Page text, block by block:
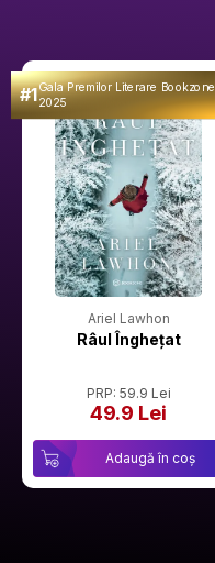
#1Gala Premilor Literare Bookzone
2025
Ariel Lawhon
Râul Înghețat
PRP: 59.9 Lei
49.9 Lei
Adaugă în coș